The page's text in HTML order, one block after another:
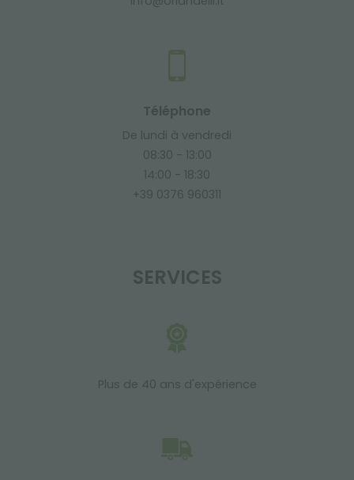
Téléphone
De lundi à vendredi
08:30 - 13:00
14:00 - 18:30
+39 0376 960311
SERVICES
Plus de 40 ans d'expérience